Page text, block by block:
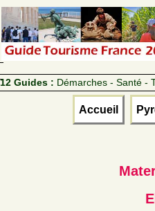
12 Guides : Démarches - Santé -
Accueil